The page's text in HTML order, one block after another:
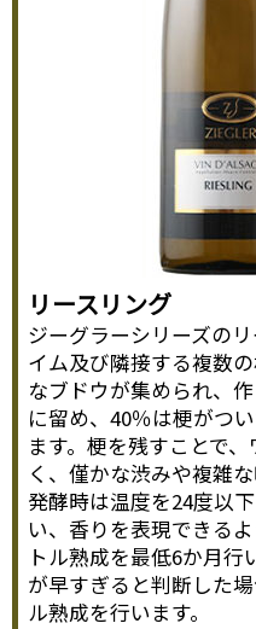
リースリング
ジーグラーシリーズの
イム及び隣接する複数
なブドウが集められ、
に留め、40％は梗がつ
ます。梗を残すことで
く、僅かな渋みや複雑
発酵時は温度を24度以
い、香りを表現できる
トル熟成を最低6か月行
が早すぎると判断した
ル熟成を行います。